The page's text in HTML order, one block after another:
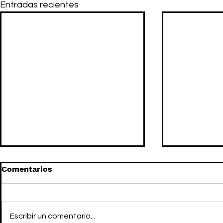
Entradas recientes
Comentarios
Escribir un comentario...